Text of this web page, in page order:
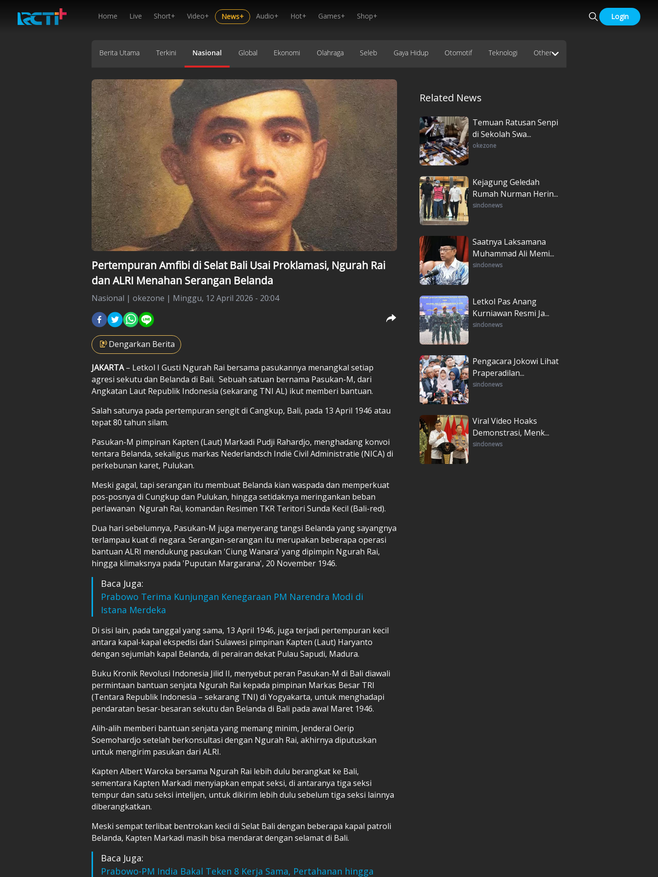
Home Live Short+ Video+ News+ Audio+ Hot+ Games+ Shop+ Login
Berita Utama Terkini Nasional Global Ekonomi Olahraga Seleb Gaya Hidup Otomotif Teknologi Other
Pertempuran Amfibi di Selat Bali Usai Proklamasi, Ngurah Rai
dan ALRI Menahan Serangan Belanda
Nasional | okezone | Minggu, 12 April 2026 - 20:04
Dengarkan Berita
JAKARTA– Letkol I Gusti Ngurah Rai bersama pasukannya menangkal setiap
agresi sekutu dan Belanda di Bali. Sebuah satuan bernama Pasukan-M, dari
Angkatan Laut Republik Indonesia (sekarang TNI AL) ikut memberi bantuan.
Salah satunya pada pertempuran sengit di Cangkup, Bali, pada 13 April 1946 atau
tepat 80 tahun silam.
Pasukan-M pimpinan Kapten (Laut) Markadi Pudji Rahardjo, menghadang konvoi
tentara Belanda, sekaligus markas Nederlandsch Indië Civil Administratie (NICA) di
perkebunan karet, Pulukan.
Meski gagal, tapi serangan itu membuat Belanda kian waspada dan memperkuat
pos-posnya di Cungkup dan Pulukan, hingga setidaknya meringankan beban
perlawanan Ngurah Rai, komandan Resimen TKR Teritori Sunda Kecil (Bali-red).
Dua hari sebelumnya, Pasukan-M juga menyerang tangsi Belanda yang sayangnya
terlampau kuat di negara. Serangan-serangan itu merupakan beberapa operasi
bantuan ALRI mendukung pasukan 'Ciung Wanara' yang dipimpin Ngurah Rai,
hingga klimaksnya pada 'Puputan Margarana', 20 November 1946.
Baca Juga:
Prabowo Terima Kunjungan Kenegaraan PM Narendra Modi di
Istana Merdeka
Di sisi lain, pada tanggal yang sama, 13 April 1946, juga terjadi pertempuran kecil
antara kapal-kapal ekspedisi dari Sulawesi pimpinan Kapten (Laut) Haryanto
dengan sejumlah kapal Belanda, di perairan dekat Pulau Sapudi, Madura.
Buku Kronik Revolusi Indonesia Jilid II, menyebut peran Pasukan-M di Bali diawali
permintaan bantuan senjata Ngurah Rai kepada pimpinan Markas Besar TRI
(Tentara Republik Indonesia – sekarang TNI) di Yogyakarta, untuk menghadapi
pendaratan besar-besaran sekutu dan Belanda di Bali pada awal Maret 1946.
Alih-alih memberi bantuan senjata yang memang minim, Jenderal Oerip
Soemohardjo setelah berkonsultasi dengan Ngurah Rai, akhirnya diputuskan
untuk mengirim pasukan dari ALRI.
Kapten Albert Waroka bersama Ngurah Rai lebih dulu berangkat ke Bali,
sementara Kapten Markadi menyiapkan empat seksi, di antaranya tiga seksi
tempur dan satu seksi intelijen, untuk dikirim lebih dulu sebelum tiga seksi lainnya
diberangkatkan.
Meski sempat terlibat bentrokan kecil di Selat Bali dengan beberapa kapal patroli
Belanda, Kapten Markadi masih bisa mendarat dengan selamat di Bali.
Baca Juga:
Prabowo-PM India Bakal Teken 8 Kerja Sama, Pertahanan hingga
Related News
Temuan Ratusan Senpi
di Sekolah Swa...
okezone
Kejagung Geledah
Rumah Nurman Herin...
sindonews
Saatnya Laksamana
Muhammad Ali Memi...
sindonews
Letkol Pas Anang
Kurniawan Resmi Ja...
sindonews
Pengacara Jokowi Lihat
Praperadilan...
sindonews
Viral Video Hoaks
Demonstrasi, Menk...
sindonews